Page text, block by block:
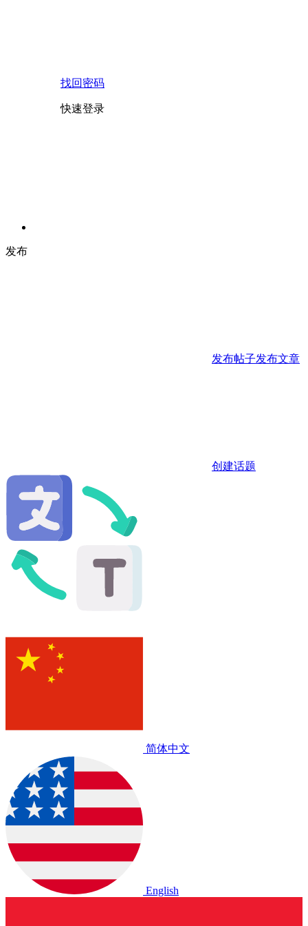
找回密码
快速登录
发布
发布帖子发布文章
创建话题
简体中文
English